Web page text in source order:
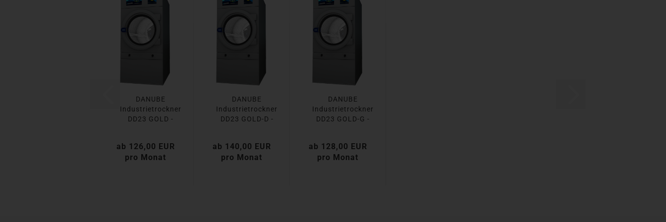
DANUBE
Industrietrockner
DD23 GOLD -
ab 126,00 EUR
pro Monat
DANUBE
Industrietrockner
DD23 GOLD-D -
ab 140,00 EUR
pro Monat
DANUBE
Industrietrockner
DD23 GOLD-G -
ab 128,00 EUR
pro Monat